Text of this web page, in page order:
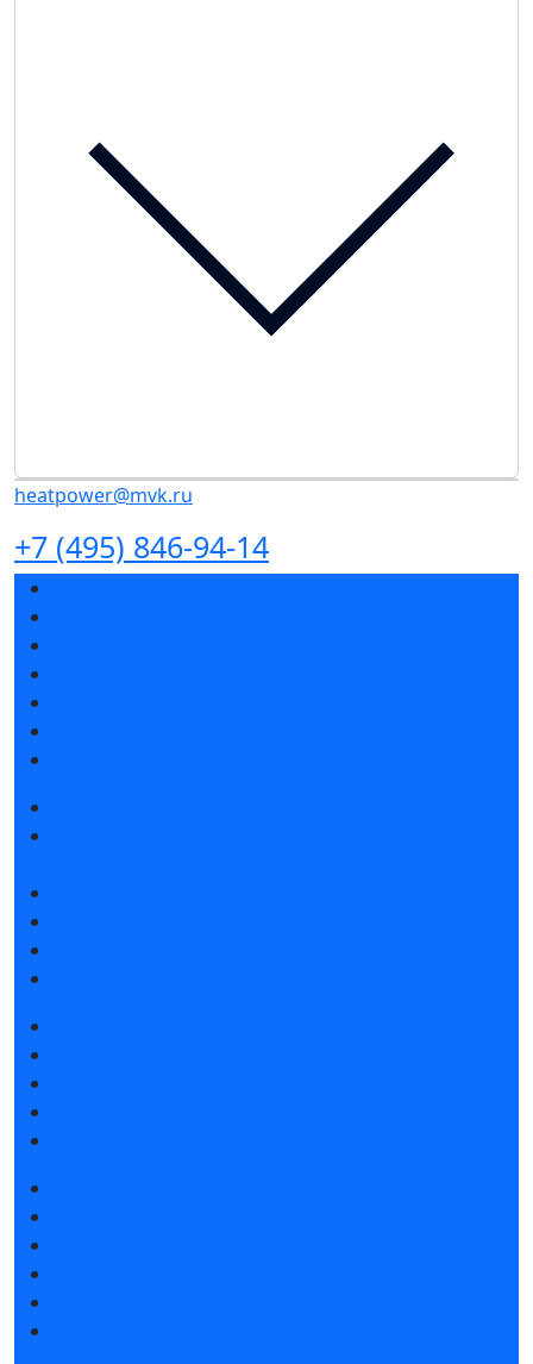
heatpower@mvk.ru
+7 (495) 846-94-14